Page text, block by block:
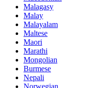
Malagasy
Malay
Malayalam
Maltese
Maori
Marathi
Mongolian
Burmese
Nepali
Norwegian